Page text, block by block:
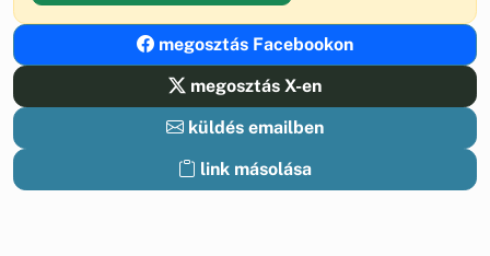
megosztás Facebookon
megosztás X-en
küldés emailben
link másolása